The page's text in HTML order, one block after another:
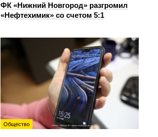
ФК «Нижний Новгород» разгромил
«Нефтехимик» со счетом 5:1
Общество